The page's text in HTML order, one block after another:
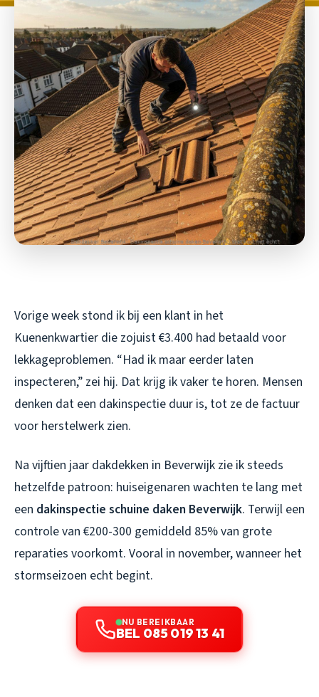
Vorige week stond ik bij een klant in het
Kuenenkwartier die zojuist €3.400 had betaald voor
lekkageproblemen. “Had ik maar eerder laten
inspecteren,” zei hij. Dat krijg ik vaker te horen. Mensen
denken dat een dakinspectie duur is, tot ze de factuur
voor herstelwerk zien.
Na vijftien jaar dakdekken in Beverwijk zie ik steeds
hetzelfde patroon: huiseigenaren wachten te lang met
een dakinspectie schuine daken Beverwijk. Terwijl een
controle van €200-300 gemiddeld 85% van grote
reparaties voorkomt. Vooral in november, wanneer het
stormseizoen echt begint.
NU BEREIKBAAR
BEL 085 019 13 41